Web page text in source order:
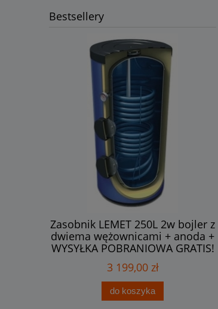
Bestsellery
Zasobnik LEMET 250L 2w bojler z
dwiema wężownicami + anoda +
WYSYŁKA POBRANIOWA GRATIS!
3 199,00 zł
do koszyka